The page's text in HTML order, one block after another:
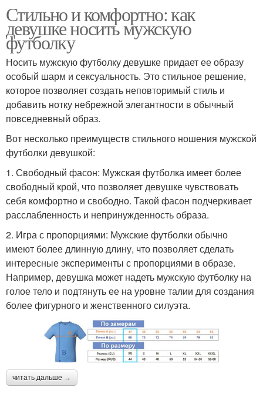
Стильно и комфортно: как
девушке носить мужскую
футболку
Носить мужскую футболку девушке придает ее образу
особый шарм и сексуальность. Это стильное решение,
которое позволяет создать неповторимый стиль и
добавить нотку небрежной элегантности в обычный
повседневный образ.
Вот несколько преимуществ стильного ношения мужской
футболки девушкой:
1. Свободный фасон: Мужская футболка имеет более
свободный крой, что позволяет девушке чувствовать
себя комфортно и свободно. Такой фасон подчеркивает
расслабленность и непринужденность образа.
2. Игра с пропорциями: Мужские футболки обычно
имеют более длинную длину, что позволяет сделать
интересные эксперименты с пропорциями в образе.
Например, девушка может надеть мужскую футболку на
голое тело и подтянуть ее на уровне талии для создания
более фигурного и женственного силуэта.
читать дальше →